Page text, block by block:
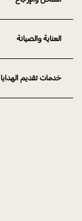
العناية والصيانة
خدمات تقديم الهدايا